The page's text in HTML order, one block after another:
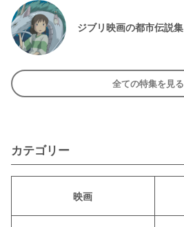
ジブリ映画の都市伝説集
全ての特集を見る
カテゴリー
映画